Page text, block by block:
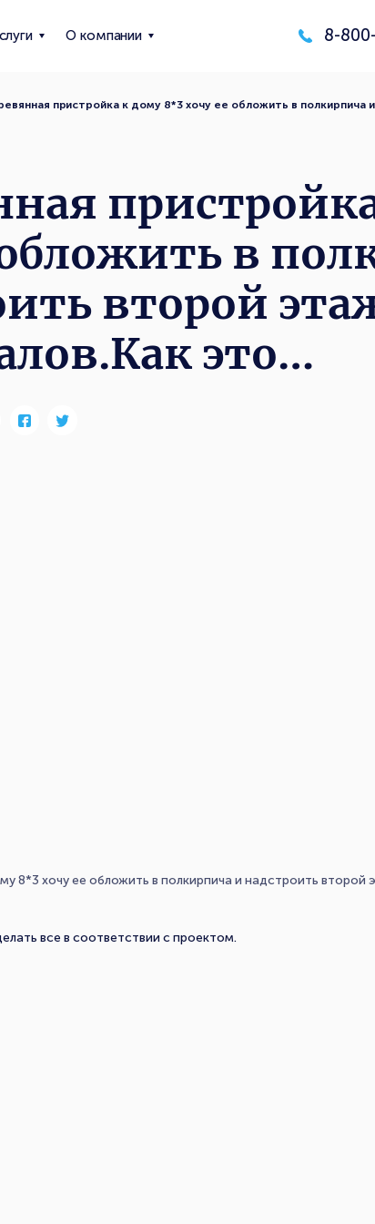
О компании 8-
пристройка к дому 8*3 хочу ее обложить в
в
второй
это…
8*3 хочу ее обложить в полкирпича и надстроить второй
все в соответствии с проектом.